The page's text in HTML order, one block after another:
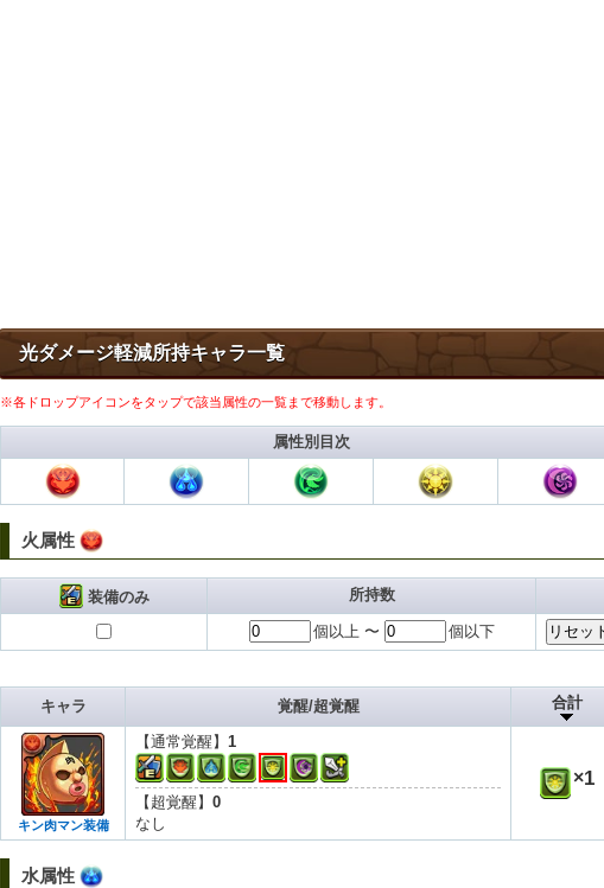
光ダメージ軽減所持キャラ一覧
※各ドロップアイコンをタップで該当属性の一覧まで移動します。
属性別目次
火属性
装備のみ 所持数
個以上 〜 個以下
キャラ 覚醒/超覚醒 合計
キン肉マン装備
【通常覚醒】 1
【超覚醒】 0
なし
×1
水属性